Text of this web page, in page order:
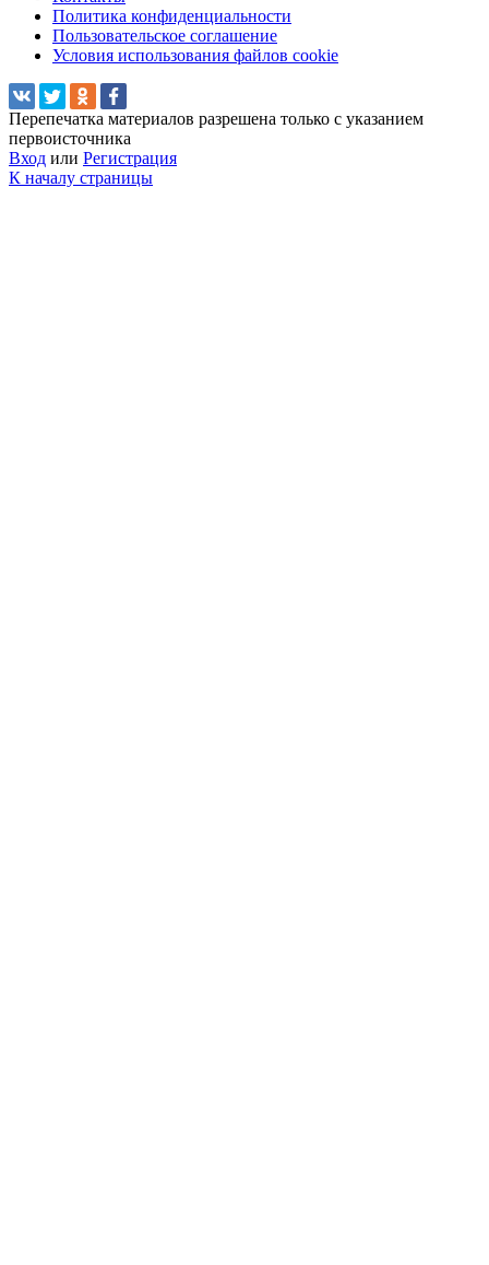
Политика конфиденциальности
Пользовательское соглашение
Условия использования файлов cookie
Перепечатка материалов разрешена только с указанием
первоисточника
Вход или Регистрация
К началу страницы